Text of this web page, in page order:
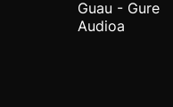
Guau - Gure
Audioa